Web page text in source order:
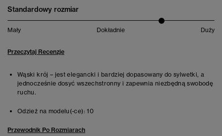
Standardowy rozmiar
Mały Dokładnie Duży
Przeczytaj Recenzje
Wąski krój – jest elegancki i bardziej dopasowany do sylwetki, a
jednocześnie dosyć wszechstronny i zapewnia niezbędną swobodę
ruchu.
Odzież na modelu(-ce): 10
Przewodnik Po Rozmiarach